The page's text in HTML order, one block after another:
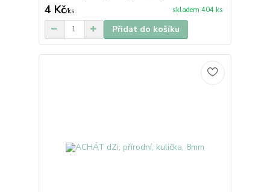
4 Kč/ks skladem 404 ks
Přidat do košíku